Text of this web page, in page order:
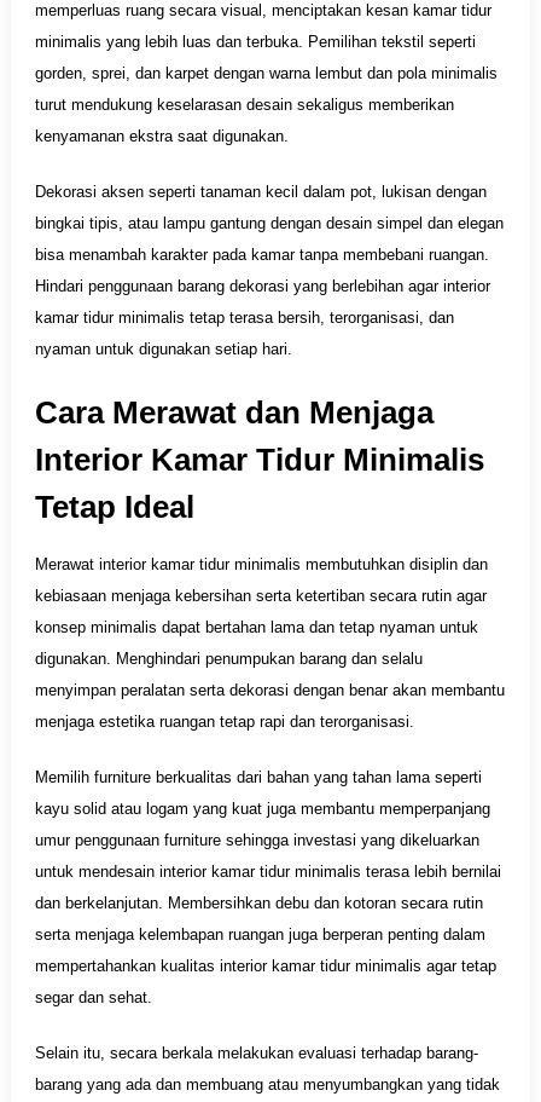
memperluas ruang secara visual, menciptakan kesan kamar tidur
minimalis yang lebih luas dan terbuka. Pemilihan tekstil seperti
gorden, sprei, dan karpet dengan warna lembut dan pola minimalis
turut mendukung keselarasan desain sekaligus memberikan
kenyamanan ekstra saat digunakan.
Dekorasi aksen seperti tanaman kecil dalam pot, lukisan dengan
bingkai tipis, atau lampu gantung dengan desain simpel dan elegan
bisa menambah karakter pada kamar tanpa membebani ruangan.
Hindari penggunaan barang dekorasi yang berlebihan agar interior
kamar tidur minimalis tetap terasa bersih, terorganisasi, dan
nyaman untuk digunakan setiap hari.
Cara Merawat dan Menjaga
Interior Kamar Tidur Minimalis
Tetap Ideal
Merawat interior kamar tidur minimalis membutuhkan disiplin dan
kebiasaan menjaga kebersihan serta ketertiban secara rutin agar
konsep minimalis dapat bertahan lama dan tetap nyaman untuk
digunakan. Menghindari penumpukan barang dan selalu
menyimpan peralatan serta dekorasi dengan benar akan membantu
menjaga estetika ruangan tetap rapi dan terorganisasi.
Memilih furniture berkualitas dari bahan yang tahan lama seperti
kayu solid atau logam yang kuat juga membantu memperpanjang
umur penggunaan furniture sehingga investasi yang dikeluarkan
untuk mendesain interior kamar tidur minimalis terasa lebih bernilai
dan berkelanjutan. Membersihkan debu dan kotoran secara rutin
serta menjaga kelembapan ruangan juga berperan penting dalam
mempertahankan kualitas interior kamar tidur minimalis agar tetap
segar dan sehat.
Selain itu, secara berkala melakukan evaluasi terhadap barang-
barang yang ada dan membuang atau menyumbangkan yang tidak